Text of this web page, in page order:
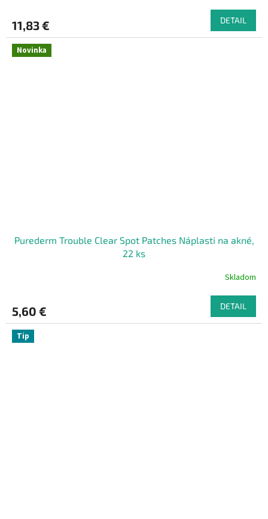
11,83 € DETAIL
Novinka
Purederm Trouble Clear Spot Patches Náplasti na akné,
22 ks
Skladom
5,60 € DETAIL
Tip